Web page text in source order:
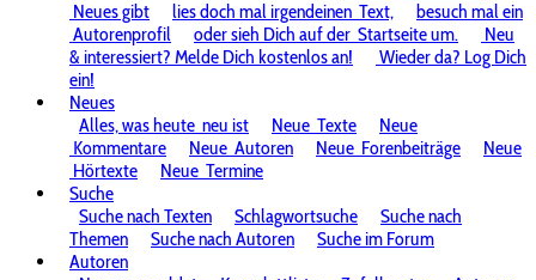
Neues gibt
lies doch mal irgendeinen Text,
besuch mal ein
Autorenprofil
oder sieh Dich auf der Startseite um.
Neu
& interessiert? Melde Dich kostenlos an!
Wieder da? Log Dich
ein!
Neues
Alles, was heute neu ist Neue Texte
Neue
Kommentare
Neue Autoren Neue Forenbeiträge
Neue
Hörtexte
Neue Termine
Suche
Suche nach Texten
Schlagwortsuche
Suche nach
Themen
Suche nach Autoren
Suche im Forum
Autoren